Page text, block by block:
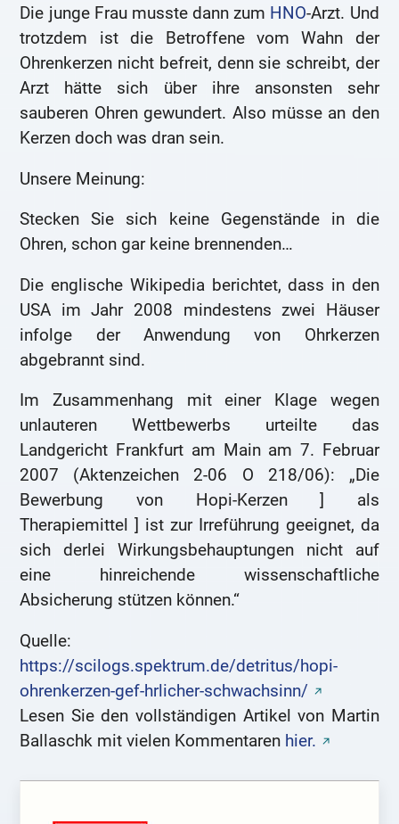
Die junge Frau musste dann zum HNO-Arzt. Und
trotzdem ist die Betroffene vom Wahn der
Ohrenkerzen nicht befreit, denn sie schreibt, der
Arzt hätte sich über ihre ansonsten sehr
sauberen Ohren gewundert. Also müsse an den
Kerzen doch was dran sein.
Unsere Meinung:
Stecken Sie sich keine Gegenstände in die
Ohren, schon gar keine brennenden…
Die englische Wikipedia berichtet, dass in den
USA im Jahr 2008 mindestens zwei Häuser
infolge der Anwendung von Ohrkerzen
abgebrannt sind.
Im Zusammenhang mit einer Klage wegen
unlauteren Wettbewerbs urteilte das
Landgericht Frankfurt am Main am 7. Februar
2007 (Aktenzeichen 2-06 O 218/06): „Die
Bewerbung von Hopi-Kerzen ] als
Therapiemittel ] ist zur Irreführung geeignet, da
sich derlei Wirkungsbehauptungen nicht auf
eine hinreichende wissenschaftliche
Absicherung stützen können.“
Quelle:
https://scilogs.spektrum.de/detritus/hopi-
ohrenkerzen-gef-hrlicher-schwachsinn/
Lesen Sie den vollständigen Artikel von Martin
Ballaschk mit vielen Kommentaren hier.